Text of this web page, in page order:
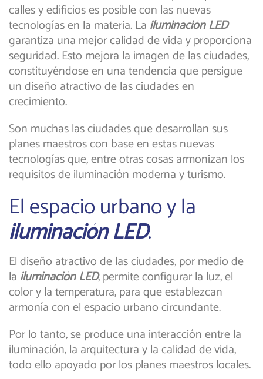
calles y edificios es posible con las nuevas
tecnologías en la materia. La iluminación LED
garantiza una mejor calidad de vida y proporciona
seguridad. Esto mejora la imagen de las ciudades,
constituyéndose en una tendencia que persigue
un diseño atractivo de las ciudades en
crecimiento.
Son muchas las ciudades que desarrollan sus
planes maestros con base en estas nuevas
tecnologías que, entre otras cosas armonizan los
requisitos de iluminación moderna y turismo.
El espacio urbano y la
iluminación LED.
El diseño atractivo de las ciudades, por medio de
la iluminación LED, permite configurar la luz, el
color y la temperatura, para que establezcan
armonía con el espacio urbano circundante.
Por lo tanto, se produce una interacción entre la
iluminación, la arquitectura y la calidad de vida,
todo ello apoyado por los planes maestros locales.